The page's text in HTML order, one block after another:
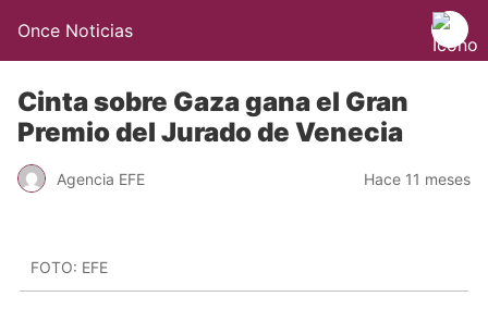
Once Noticias
Cinta sobre Gaza gana el Gran
Premio del Jurado de Venecia
Agencia EFE Hace 11 meses
FOTO: EFE